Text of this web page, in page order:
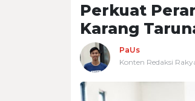
Perkuat
Karang
PaUs
Konten Redaksi